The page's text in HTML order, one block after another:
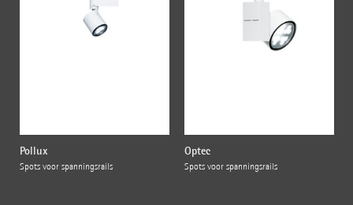
Pollux
Spots voor spanningsrails
Optec
Spots voor spanningsrails